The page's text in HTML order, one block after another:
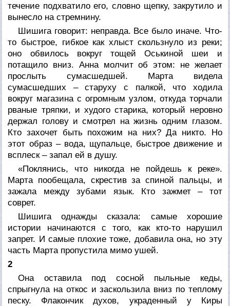
течение подхватило его, словно щепку, закрутило и
вынесло на стремнину.
Шишига говорит: неправда. Все было иначе. Что-
то быстрое, гибкое как хлыст скользнуло из реки;
оно обвилось вокруг тощей Оськиной шеи и
потащило вниз. Анна молчит об этом: не желает
прослыть сумасшедшей. Марта видела
сумасшедших – старуху с палкой, что ходила
вокруг магазина с огромным узлом, откуда торчали
рваные тряпки, и худого старика, который неровно
держал голову и смотрел на жизнь одним глазом.
Кто захочет быть похожим на них? Да никто. Но
этот образ – вода, щупальце, быстрое движение и
всплеск – запал ей в душу.
«Поклянись, что никогда не пойдешь к реке».
Марта пообещала, скрестив за спиной пальцы, и
зажала между зубами язык. Кто зажмет – тот
соврет.
Шишига однажды сказала: самые хорошие
истории начинаются с того, как кто-то нарушил
запрет. И самые плохие тоже, добавила она, но эту
часть Марта пропустила мимо ушей.
2
Она оставила под сосной пыльные кеды,
спрыгнула на откос и заскользила вниз по теплому
песку. Флакончик духов, украденный у Киры